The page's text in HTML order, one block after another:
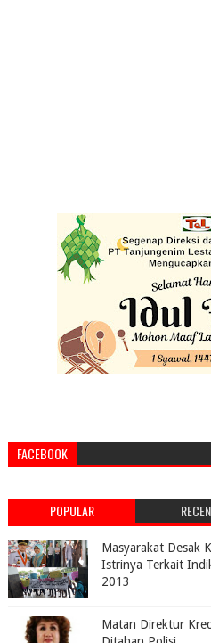
FACEBOOK
POPULAR
Masyarakat Desak
Istrinya Terkait
2013
Matan Direktur